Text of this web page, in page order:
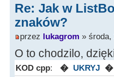
Re: Jak w
znaków?
przez lukagrom » środa,
O to chodzilo,
KOD cpp: � UKRYJ �